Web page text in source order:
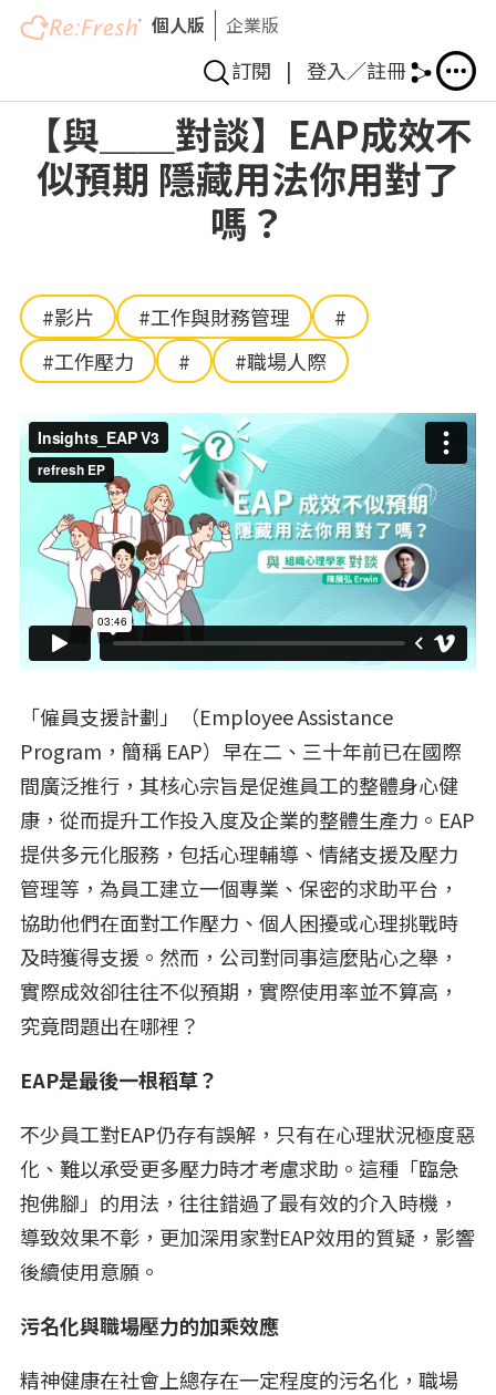
移
個人版 企業版
訂閱 | 登入／註冊
【與＿＿對談】EAP成效不
似預期 隱藏用法你用對了
嗎？
#影片 #工作與財務管理
#
#工作壓力
# #職場人際
「僱員支援計劃」（Employee Assistance
Program，簡稱 EAP）早在二、三十年前已在國際
間廣泛推行，其核心宗旨是促進員工的整體身心健
康，從而提升工作投入度及企業的整體生產力。EAP
提供多元化服務，包括心理輔導、情緒支援及壓力
管理等，為員工建立一個專業、保密的求助平台，
協助他們在面對工作壓力、個人困擾或心理挑戰時
及時獲得支援。然而，公司對同事這麼貼心之舉，
實際成效卻往往不似預期，實際使用率並不算高，
究竟問題出在哪裡？
EAP是最後一根稻草？
不少員工對EAP仍存有誤解，只有在心理狀況極度惡
化、難以承受更多壓力時才考慮求助。這種「臨急
抱佛腳」的用法，往往錯過了最有效的介入時機，
導致效果不彰，更加深用家對EAP效用的質疑，影響
後續使用意願。
污名化與職場壓力的加乘效應
精神健康在社會上總存在一定程度的污名化，職場